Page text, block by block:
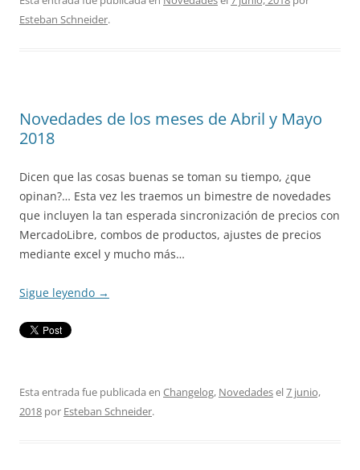
Esteban Schneider.
Novedades de los meses de Abril y Mayo
2018
Dicen que las cosas buenas se toman su tiempo, ¿que
opinan?… Esta vez les traemos un bimestre de novedades
que incluyen la tan esperada sincronización de precios con
MercadoLibre, combos de productos, ajustes de precios
mediante excel y mucho más…
Sigue leyendo →
Esta entrada fue publicada en Changelog, Novedadesel7 junio,
2018 por Esteban Schneider.